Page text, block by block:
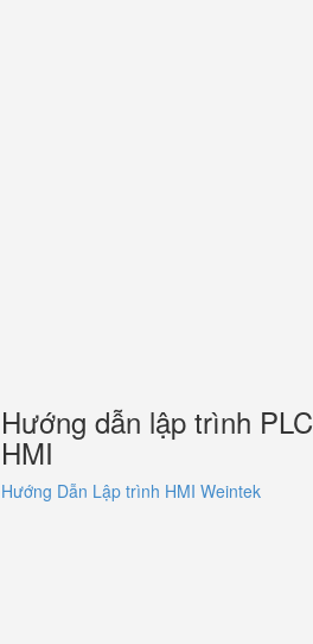
Hướng dẫn lập trình PLC
HMI
Hướng Dẫn Lập trình HMI Weintek